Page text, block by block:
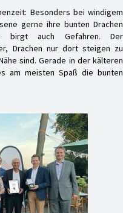
Besonders bei windigem
gerne ihre bunten Drachen
birgt auch Gefahren. Der
Drachen nur dort steigen zu
sind. Gerade in der kälteren
am meisten Spaß die bunten